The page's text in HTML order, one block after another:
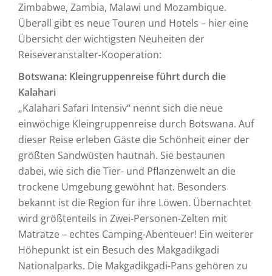
Zimbabwe, Zambia, Malawi und Mozambique.
Überall gibt es neue Touren und Hotels – hier eine
Übersicht der wichtigsten Neuheiten der
Reiseveranstalter-Kooperation:
Botswana: Kleingruppenreise führt durch die
Kalahari
„Kalahari Safari Intensiv“ nennt sich die neue
einwöchige Kleingruppenreise durch Botswana. Auf
dieser Reise erleben Gäste die Schönheit einer der
größten Sandwüsten hautnah. Sie bestaunen
dabei, wie sich die Tier- und Pflanzenwelt an die
trockene Umgebung gewöhnt hat. Besonders
bekannt ist die Region für ihre Löwen. Übernachtet
wird größtenteils in Zwei-Personen-Zelten mit
Matratze – echtes Camping-Abenteuer! Ein weiterer
Höhepunkt ist ein Besuch des Makgadikgadi
Nationalparks. Die Makgadikgadi-Pans gehören zu